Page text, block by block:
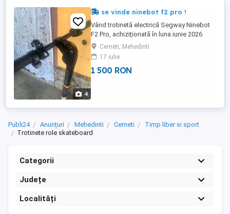
4
se vinde ninebot f2 pro !
Vând trotinetă electrică Segway Ninebot
F2 Pro, achiziționată în luna iunie 2026
Trotineta funcționează perfect și a fost
folosită doar pentru [navetă zilnică
plimbări ocazionale].Specificații
principale și dotări:Autonomie: Până la 55
Cerneti, Mehedinti
17 iulie
1 500 RON
Publi24 Anunțuri Mehedinti Cerneti
Timp liber si sport
Trotinete role skateboard
Categorii
Județe
Localități